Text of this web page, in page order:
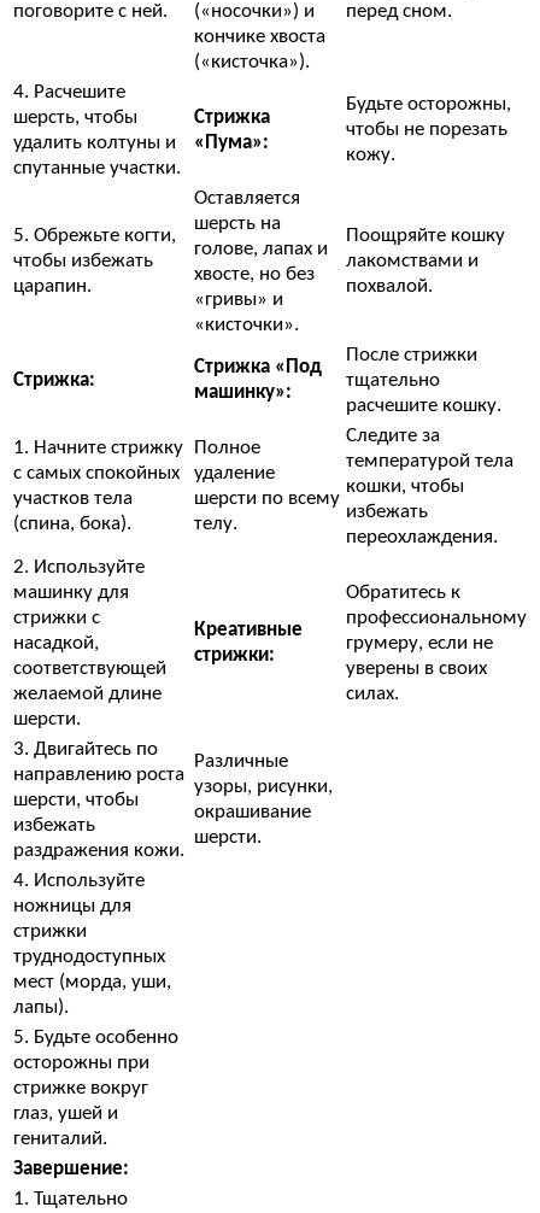
поговорите с ней.
(«носочки») и
кончике хвоста
(«кисточка»).
перед сном.
4. Расчешите
шерсть, чтобы
удалить колтуны и
спутанные участки.
Стрижка
«Пума»:
Будьте осторожны,
чтобы не порезать
кожу.
5. Обрежьте когти,
чтобы избежать
царапин.
Оставляется
шерсть на
голове, лапах и
хвосте, но без
«гривы» и
«кисточки».
Поощряйте кошку
лакомствами и
похвалой.
Стрижка:
Стрижка «Под
машинку»:
После стрижки
тщательно
расчешите кошку.
1. Начните стрижку
с самых спокойных
участков тела
(спина, бока).
Полное
удаление
шерсти по всему
телу.
Следите за
температурой тела
кошки, чтобы
избежать
переохлаждения.
2. Используйте
машинку для
стрижки с
насадкой,
соответствующей
желаемой длине
шерсти.
Креативные
стрижки:
Обратитесь к
профессиональному
грумеру, если не
уверены в своих
силах.
3. Двигайтесь по
направлению роста
шерсти, чтобы
избежать
раздражения кожи.
Различные
узоры, рисунки,
окрашивание
шерсти.
4. Используйте
ножницы для
стрижки
труднодоступных
мест (морда, уши,
лапы).
5. Будьте особенно
осторожны при
стрижке вокруг
глаз, ушей и
гениталий.
Завершение:
1. Тщательно